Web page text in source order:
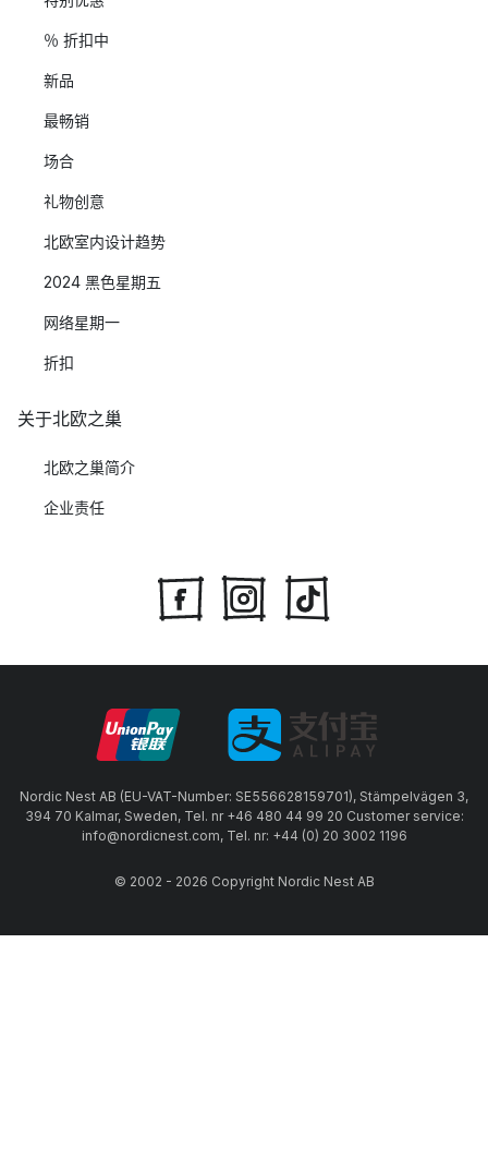
％ 折扣中
新品
最畅销
场合
礼物创意
北欧室内设计趋势
2024 黑色星期五
网络星期一
折扣
关于北欧之巢
北欧之巢简介
企业责任
Nordic Nest AB (EU-VAT-Number: SE556628159701), Stämpelvägen 3,
394 70 Kalmar, Sweden, Tel. nr +46 480 44 99 20 Customer service:
info@nordicnest.com, Tel. nr: +44 (0) 20 3002 1196
© 2002 - 2026 Copyright Nordic Nest AB